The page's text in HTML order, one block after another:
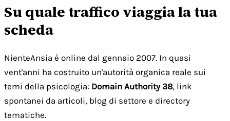
Su quale traffico viaggia la tua
scheda
NienteAnsia è online dal gennaio 2007. In quasi
vent'anni ha costruito un'autorità organica reale sui
temi della psicologia: Domain Authority 38, link
spontanei da articoli, blog di settore e directory
tematiche.